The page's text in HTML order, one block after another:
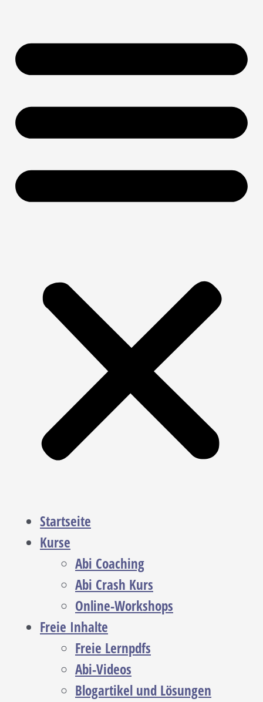
Startseite
Kurse
Abi Coaching
Abi Crash Kurs
Online-Workshops
Freie Inhalte
Freie Lernpdfs
Abi-Videos
Blogartikel und Lösungen